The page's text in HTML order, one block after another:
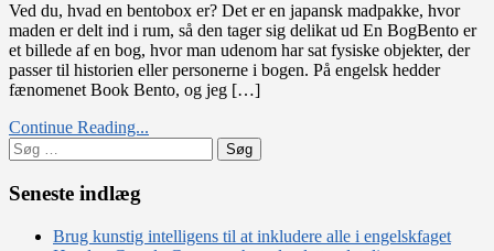
–
et
alternativ
til
Ved du, hvad en bentobox er? Det er en japansk madpakke, hvor
maden er delt ind i rum, så den tager sig delikat ud En BogBento er
et billede af en bog, hvor man udenom har sat fysiske objekter, der
passer til historien eller personerne i bogen. På engelsk hedder
fænomenet Book Bento, og jeg […]
Continue Reading...
Søg
efter:
Seneste indlæg
Brug kunstig intelligens til at inkludere alle i engelskfaget